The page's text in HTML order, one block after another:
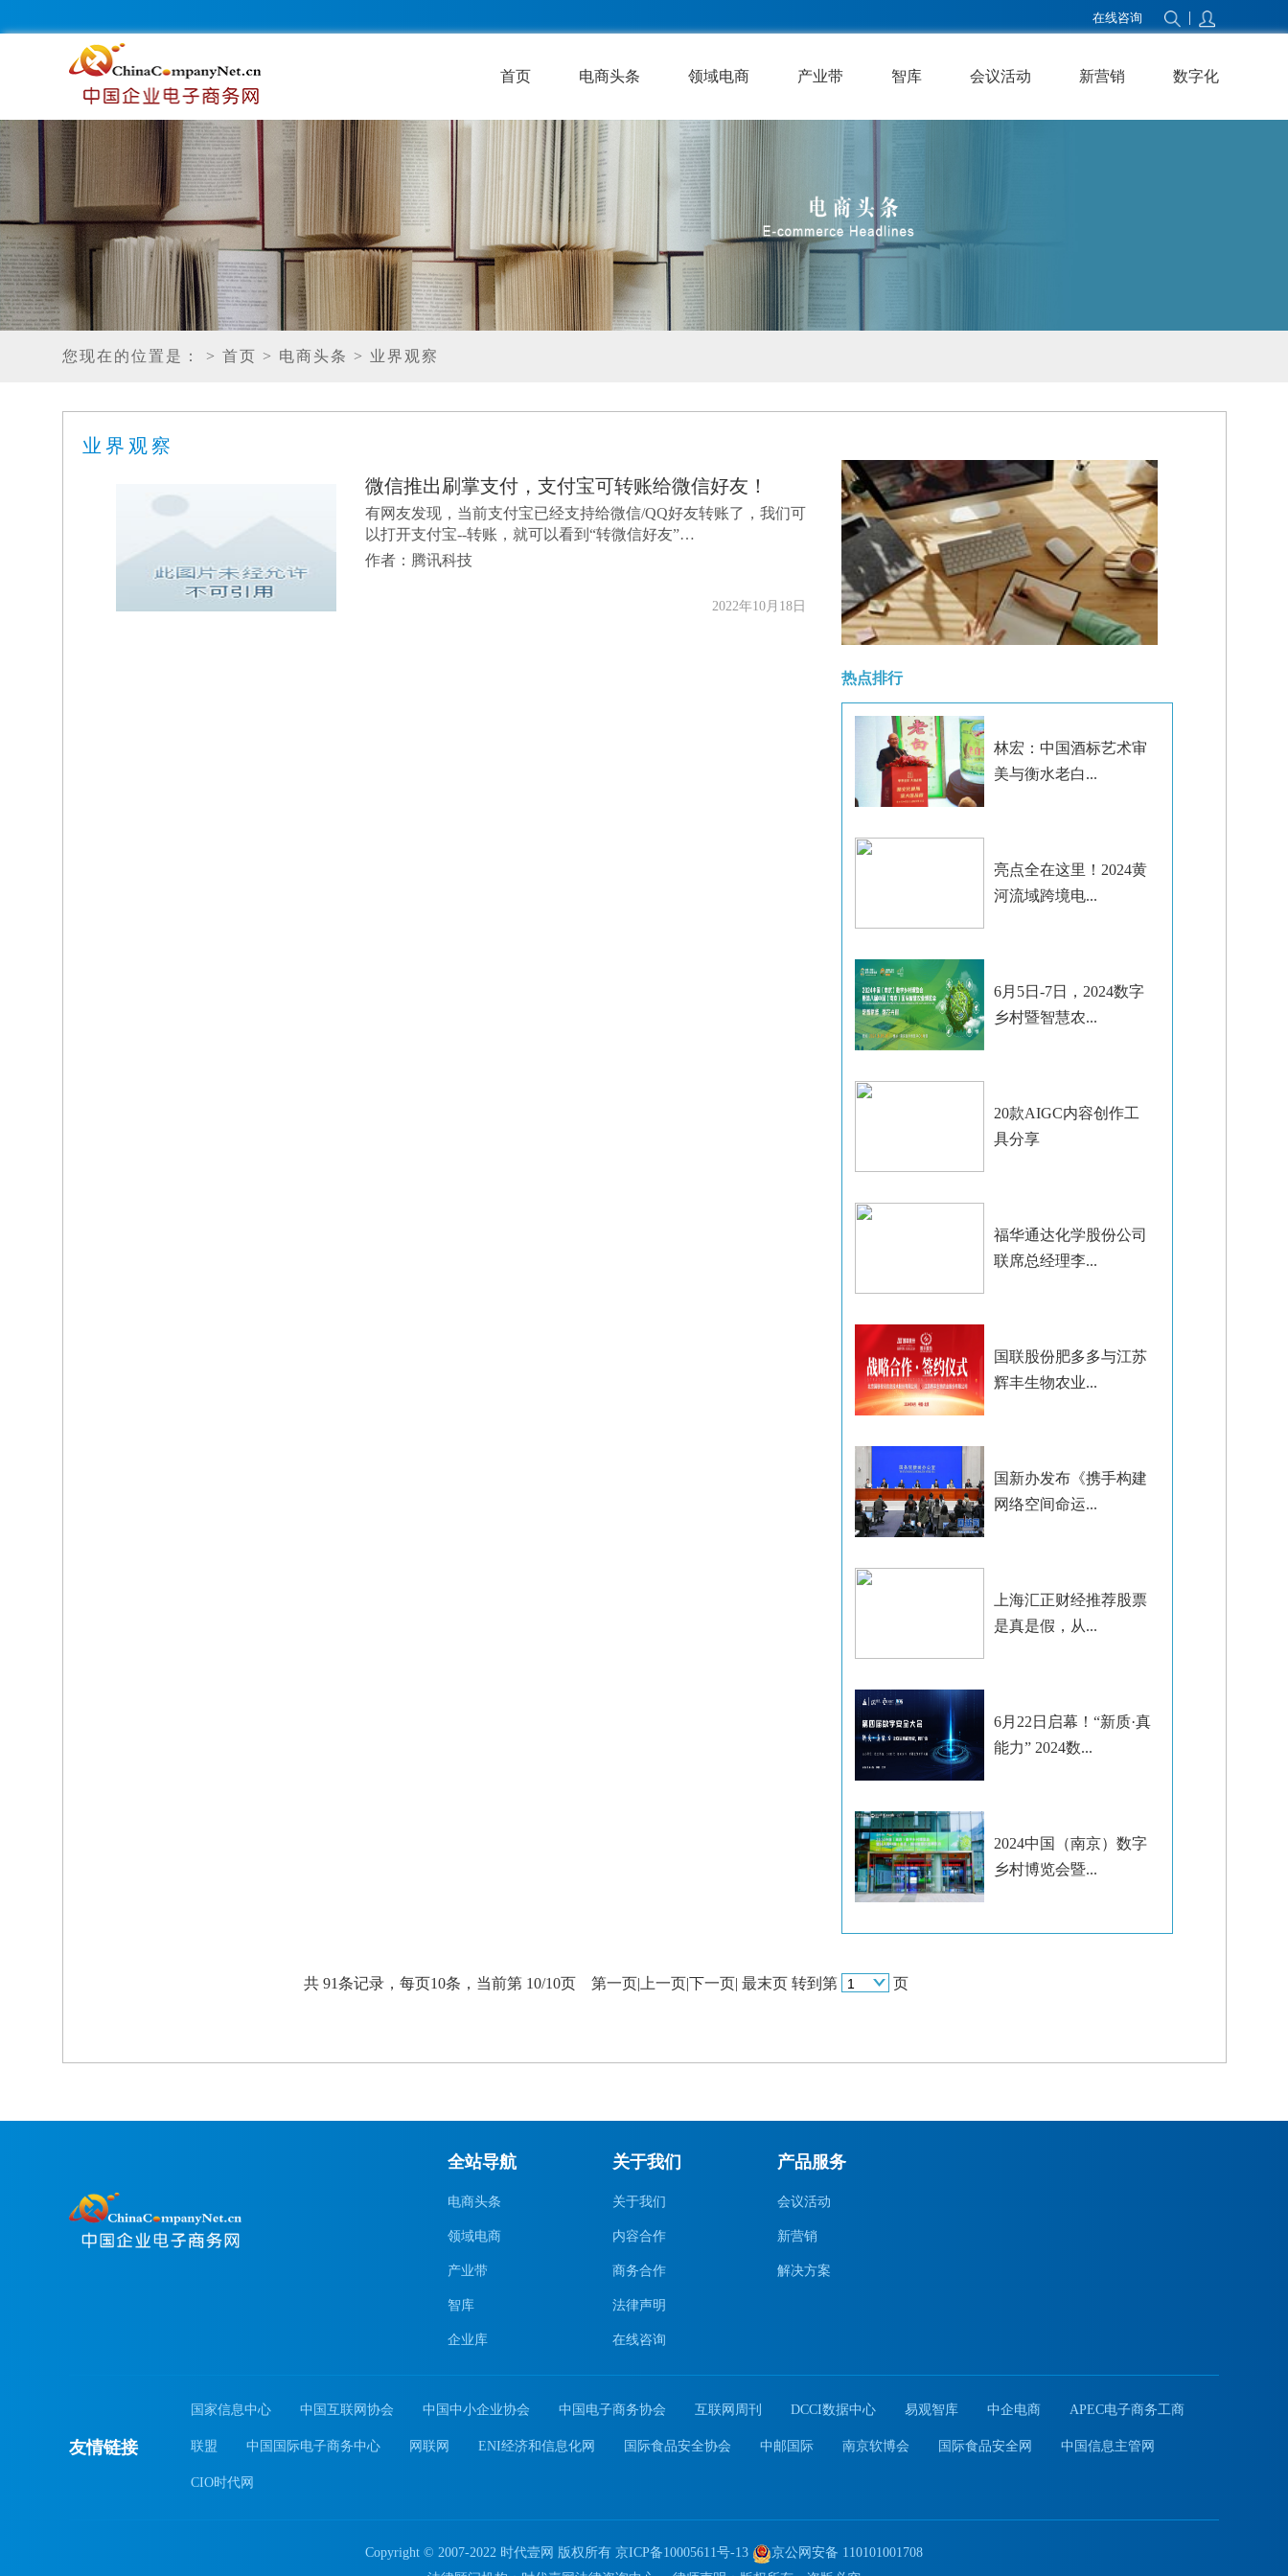
在线咨询 |
首页 电商头条 领域电商 产业带 智库 会议活动 新营销 数字化
您现在的位置是： > 首页 > 电商头条 > 业界观察
业界观察
微信推出刷掌支付，支付宝可转账给微信好友！
有网友发现，当前支付宝已经支持给微信/QQ好友转账了，我们可
以打开支付宝--转账，就可以看到“转微信好友”…
作者：腾讯科技
2022年10月18日
热点排行
林宏：中国酒标艺术审
美与衡水老白...
亮点全在这里！2024黄
河流域跨境电...
6月5日-7日，2024数字
乡村暨智慧农...
20款AIGC内容创作工
具分享
福华通达化学股份公司
联席总经理李...
国联股份肥多多与江苏
辉丰生物农业...
国新办发布《携手构建
网络空间命运...
上海汇正财经推荐股票
是真是假，从...
6月22日启幕！“新质·真
能力” 2024数...
2024中国（南京）数字
乡村博览会暨...
共 91条记录，每页10条，当前第 10/10页 第一页| 上一页|下一页| 最末页 转到第 页
全站导航
电商头条
领域电商
产业带
智库
企业库
关于我们
关于我们
内容合作
商务合作
法律声明
在线咨询
产品服务
会议活动
新营销
解决方案
友情链接
国家信息中心 中国互联网协会 中国中小企业协会 中国电子商务协会 互联网周刊 DCCI数据中心 易观智库 中企电商 APEC电子商务工商
联盟 中国国际电子商务中心 网联网 ENI经济和信息化网 国际食品安全协会 中邮国际 南京软博会 国际食品安全网 中国信息主管网
CIO时代网
Copyright © 2007-2022 时代壹网 版权所有 京ICP备10005611号-13
京公网安备 110101001708